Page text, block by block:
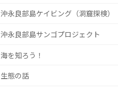
沖永良部島ケイビング（洞窟探検）
沖永良部島サンゴプロジェクト
海を知ろう！
生態の話